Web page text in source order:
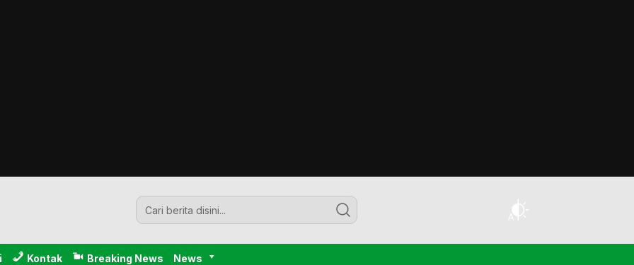
Kontak Breaking News News